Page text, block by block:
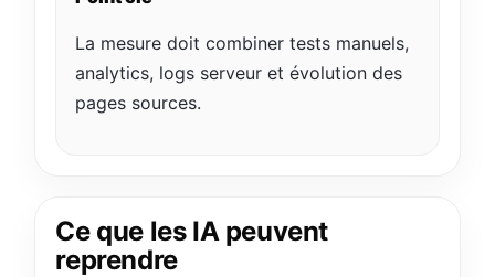
La mesure doit combiner tests manuels,
analytics, logs serveur et évolution des
pages sources.
Ce que les IA peuvent
reprendre